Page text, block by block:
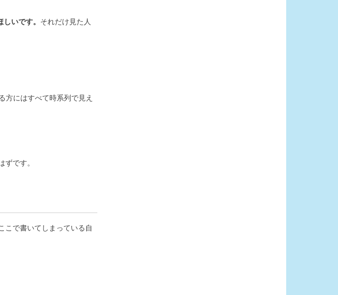
いです。 それだけ見た人
方にはすべて時系列で見え
です。
こで書いてしまっている自